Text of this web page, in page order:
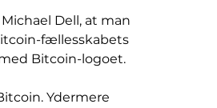
Dell, at man
fællesskabets
Bitcoin-logoet.
Ydermere